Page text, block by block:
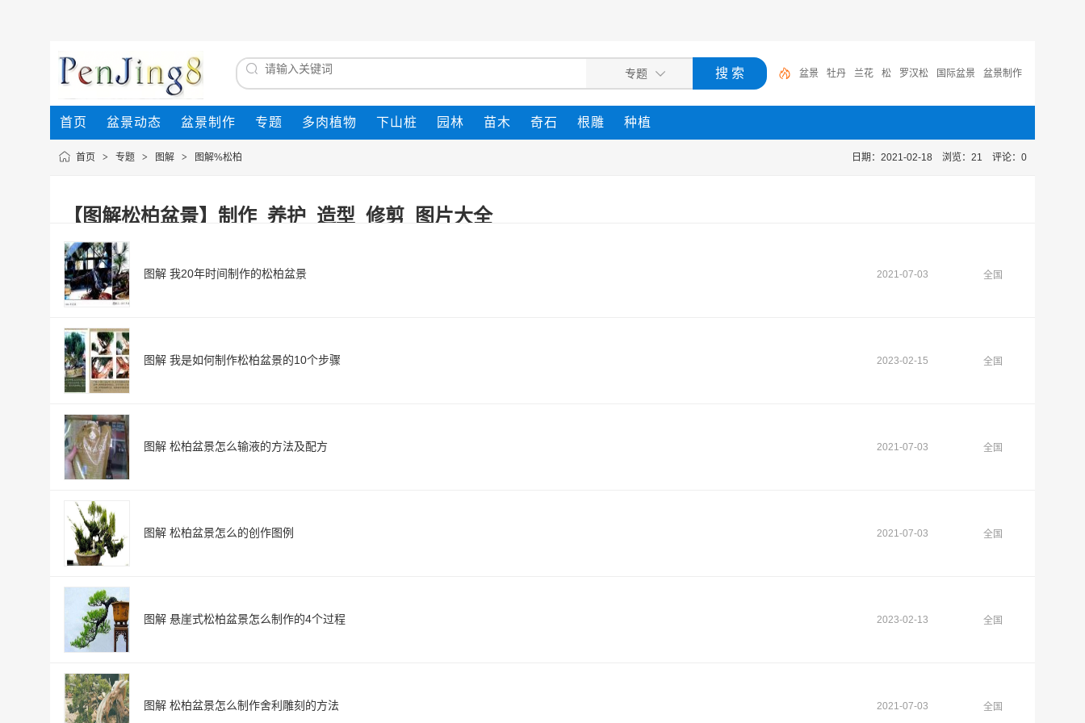
盆景 牡丹 兰花 松 罗汉松 国际盆景 盆景制作
大型 盆景栽培 石榴
首页 盆景动态 盆景制作 专题 多肉植物 下山桩 园林 苗木 奇石 根雕 种植
日期：2021-02-18 浏览： 21 评论：0
首页 > 专题 > 图解 > 图解%松柏
【图解松柏盆景】制作_养护_造型_修剪_图片大全
图解 我20年时间制作的松柏盆景 2021-07-03 全国
图解 我是如何制作松柏盆景的10个步骤 2023-02-15 全国
图解 松柏盆景怎么输液的方法及配方 2021-07-03 全国
图解 松柏盆景怎么的创作图例 2021-07-03 全国
图解 悬崖式松柏盆景怎么制作的4个过程 2023-02-13 全国
图解 松柏盆景怎么制作舍利雕刻的方法 2021-07-03 全国